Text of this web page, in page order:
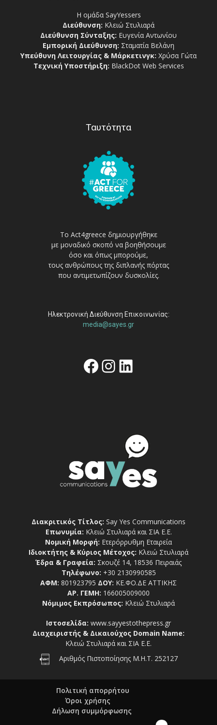
Η ομάδα SayYessers
Διεύθυνση: Κλειώ Στυλιαρά
Διεύθυνση Σύνταξης: Ευγενία Αντωνίου
Εμπορική Διεύθυνση: Σταματία Βελάνη
Υπεύθυνη Λειτουργίας & Μάρκετινγκ: Χρύσα Γώτα
Τεχνική Υποστήριξη: BlackDot Web Services
Ταυτότητα
Το Act4greece δημιουργήθηκε
με μοναδικό σκοπό να βοηθήσουμε
όσο και όπως μπορούμε,
τους ανθρώπους της διπλανής πόρτας
που αντιμετωπίζουν δυσκολίες.
Ηλεκτρονική Διεύθυνση Επικοινωνίας:
media@sayes.gr
Facebook
Instagram
Linkedin
Διακριτικός Τίτλος: Say Yes Communications
Επωνυμία: Κλειώ Στυλιαρά και ΣΙΑ Ε.Ε.
Νομική Μορφή: Ετερόρρυθμη Εταιρεία
Ιδιοκτήτης & Κύριος Μέτοχος: Κλειώ Στυλιαρά
Έδρα & Γραφεία: Σκουζέ 14, 18536 Πειραιάς
Τηλέφωνο: +30 2130990585
ΑΦΜ: 801923795 ΔΟΥ: ΚΕ.ΦΟ.ΔΕ ΑΤΤΙΚΗΣ
ΑΡ. ΓΕΜΗ: 166005009000
Νόμιμος Εκπρόσωπος: Κλειώ Στυλιαρά
Ιστοσελίδα: www.sayyestothepress.gr
Διαχειριστής & Δικαιούχος Domain Name:
Κλειώ Στυλιαρά και ΣΙΑ Ε.Ε.
Αριθμός Πιστοποίησης Μ.Η.Τ. 252127
Πολιτική απορρήτου
Όροι χρήσης
Δήλωση συμμόρφωσης